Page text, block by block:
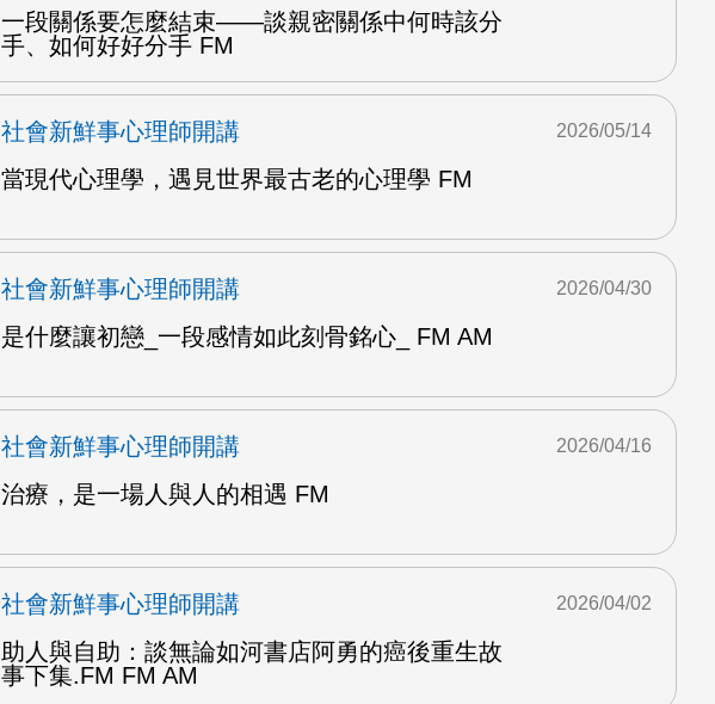
一段關係要怎麼結束——談親密關係中何時該分
手、如何好好分手 FM
社會新鮮事心理師開講
當現代心理學，遇見世界最古老的心理學 FM
2026/05/14
社會新鮮事心理師開講
是什麼讓初戀_一段感情如此刻骨銘心_ FM AM
2026/04/30
社會新鮮事心理師開講
治療，是一場人與人的相遇 FM
2026/04/16
社會新鮮事心理師開講
助人與自助：談無論如河書店阿勇的癌後重生故
事下集.FM FM AM
2026/04/02